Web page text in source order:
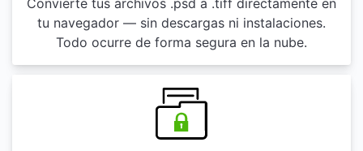
Convierte tus archivos .psd a .tiff directamente en
tu navegador — sin descargas ni instalaciones.
Todo ocurre de forma segura en la nube.